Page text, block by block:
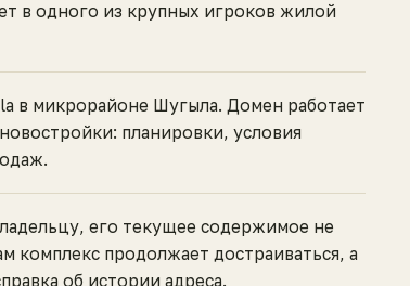
в одного из крупных игроков жилой
в микрорайоне Шугыла. Домен работает
планировки, условия
его текущее содержимое не
комплекс продолжает достраиваться, а
об истории адреса.